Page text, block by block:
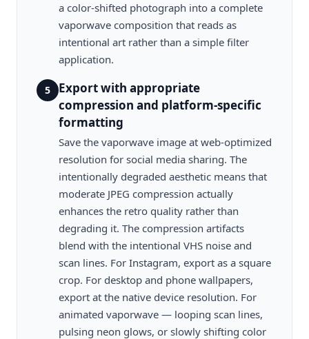
a color-shifted photograph into a complete
vaporwave composition that reads as
intentional art rather than a simple filter
application.
5
Export with appropriate
compression and platform-specific
formatting
Save the vaporwave image at web-optimized
resolution for social media sharing. The
intentionally degraded aesthetic means that
moderate JPEG compression actually
enhances the retro quality rather than
degrading it. The compression artifacts
blend with the intentional VHS noise and
scan lines. For Instagram, export as a square
crop. For desktop and phone wallpapers,
export at the native device resolution. For
animated vaporwave — looping scan lines,
pulsing neon glows, or slowly shifting color